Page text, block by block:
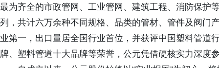
最为齐全的市政管网、工业管网、建筑工程、消防保护
列，共计六万余种不同规格、品类的管材、管件及阀门
业第一，出口量居全国行业首位，并获评中国塑料管道
牌、塑料管道十大品牌等荣誉，公元凭借硬核实力深度